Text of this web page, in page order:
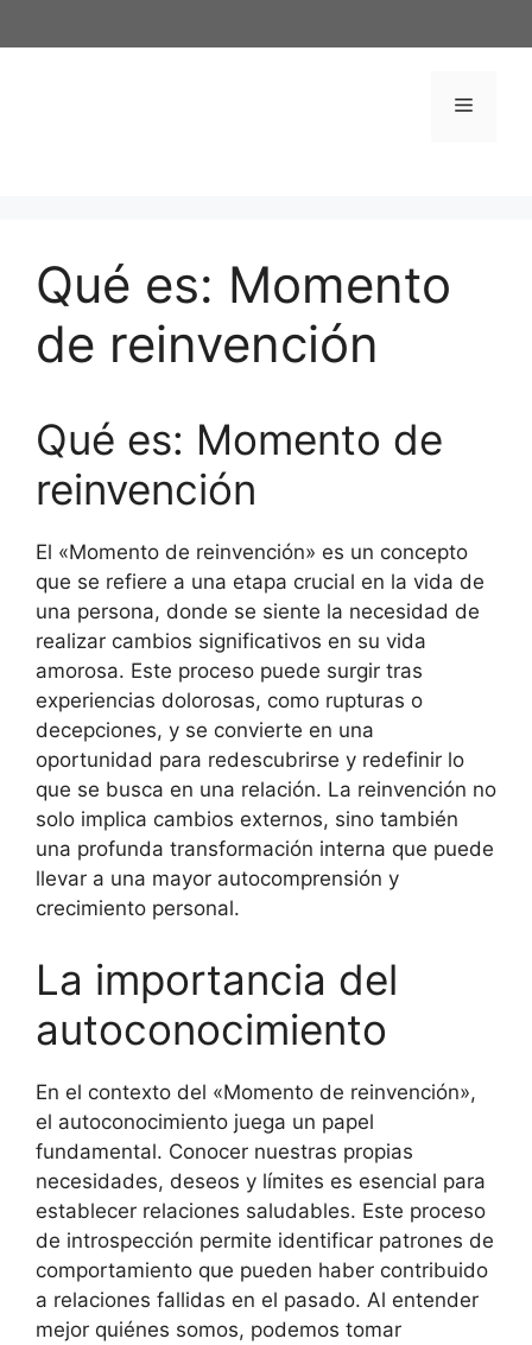
al
Menú
Qué es: Momento
de reinvención
Qué es: Momento de
reinvención
El «Momento de reinvención» es un concepto
que se refiere a una etapa crucial en la vida de
una persona, donde se siente la necesidad de
realizar cambios significativos en su vida
amorosa. Este proceso puede surgir tras
experiencias dolorosas, como rupturas o
decepciones, y se convierte en una
oportunidad para redescubrirse y redefinir lo
que se busca en una relación. La reinvención no
solo implica cambios externos, sino también
una profunda transformación interna que puede
llevar a una mayor autocomprensión y
crecimiento personal.
La importancia del
autoconocimiento
En el contexto del «Momento de reinvención»,
el autoconocimiento juega un papel
fundamental. Conocer nuestras propias
necesidades, deseos y límites es esencial para
establecer relaciones saludables. Este proceso
de introspección permite identificar patrones de
comportamiento que pueden haber contribuido
a relaciones fallidas en el pasado. Al entender
mejor quiénes somos, podemos tomar